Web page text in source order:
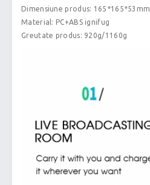
Dimensiune produs: 165*165*53mm
Material: PC+ABS ignifug
Greutate produs: 920g/1160g